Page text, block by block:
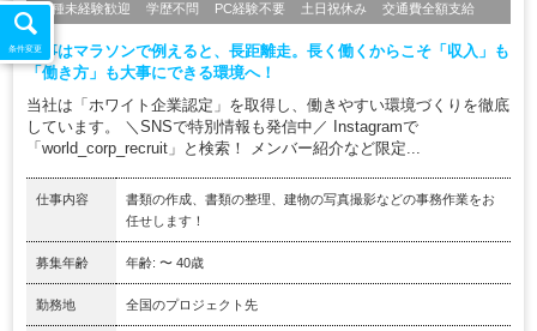
職種未経験歓迎 学歴不問 PC経験不要 土日祝休み 交通費全額支給
仕事はマラソンで例えると、長距離走。長く働くからこそ「収入」も
「働き方」も大事にできる環境へ！
当社は「ホワイト企業認定」を取得し、働きやすい環境づくりを徹底
しています。 ＼SNSで特別情報も発信中／ Instagramで
「world_corp_recruit」と検索！ メンバー紹介など限定...
仕事内容
書類の作成、書類の整理、建物の写真撮影などの事務作業をお
任せします！
募集年齢 年齢: 〜 40歳
勤務地 全国のプロジェクト先
条件変更